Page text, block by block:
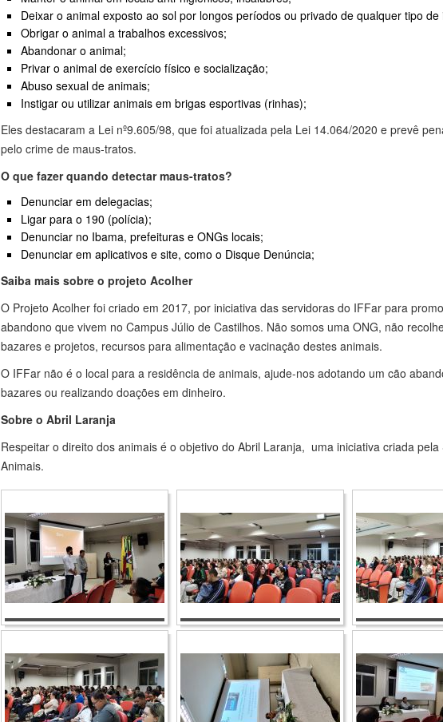
Deixar o animal exposto ao sol por longos períodos ou privado de qualquer tipo de
Obrigar o animal a trabalhos excessivos;
Abandonar o animal;
Privar o animal de exercício físico e socialização;
Abuso sexual de animais;
Instigar ou utilizar animais em brigas esportivas (rinhas);
Eles destacaram a Lei nº9.605/98, que foi atualizada pela Lei 14.064/2020 e prevê
pelo crime de maus-tratos.
O que fazer quando detectar maus-tratos?
Denunciar em delegacias;
Ligar para o 190 (polícia);
Denunciar no Ibama, prefeituras e ONGs locais;
Denunciar em aplicativos e site, como o Disque Denúncia;
Saiba mais sobre o projeto Acolher
O Projeto Acolher foi criado em 2017, por iniciativa das servidoras do IFFar para
abandono que vivem no Campus Júlio de Castilhos. Não somos uma ONG, não
bazares e projetos, recursos para alimentação e vacinação destes animais.
O IFFar não é o local para a residência de animais, ajude-nos adotando um cão
bazares ou realizando doações em dinheiro.
Sobre o Abril Laranja
Respeitar o direito dos animais é o objetivo do Abril Laranja, uma iniciativa criada
Animais.